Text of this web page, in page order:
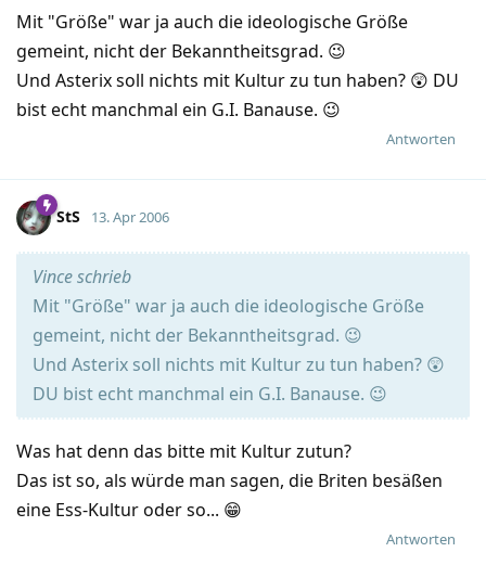
Mit "Größe" war ja auch die ideologische Größe
gemeint, nicht der Bekanntheitsgrad. 😉
Und Asterix soll nichts mit Kultur zu tun haben? 😲 DU
bist echt manchmal ein G.I. Banause. 😉
Antworten
StS 13. Apr 2006
Vince schrieb
Mit "Größe" war ja auch die ideologische Größe
gemeint, nicht der Bekanntheitsgrad. 😉
Und Asterix soll nichts mit Kultur zu tun haben? 😲
DU bist echt manchmal ein G.I. Banause. 😉
Was hat denn das bitte mit Kultur zutun?
Das ist so, als würde man sagen, die Briten besäßen
eine Ess-Kultur oder so... 😁
Antworten